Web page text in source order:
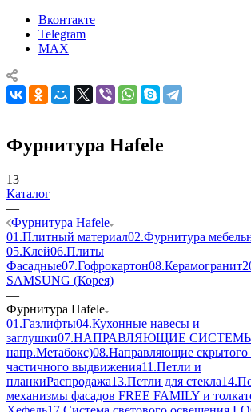
Вконтакте
Telegram
MAX
Фурнитура Hafele
13
Каталог
—
Фурнитура Hafele
01.Плитный материал02.Фурнитура
05.Клей06.Плиты
Фасадные07.Гофрокартон08.Керамогранит
SAMSUNG (Корея)
—
Фурнитура Hafele
01.Газлифты04.Кухонные навесы и
заглушки07.НАПРАВЛЯЮЩИЕ СИСТЕМЫ(
напр.Метабокс)08.Направляющие скрытого
частичного выдвижения11.Петли и
планкиРаспродажа13.Петли для стекла
механизмы фасадов FREE FAMILY и